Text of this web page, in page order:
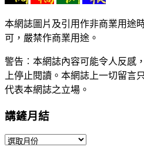
分
類
本網誌圖片及引用作非商業用途
可，嚴禁作商業用途。
警告︰本網誌內容可能令人反感
上停止閱讀。本網誌上一切留言
代表本網誌之立場。
講鏟月結
講